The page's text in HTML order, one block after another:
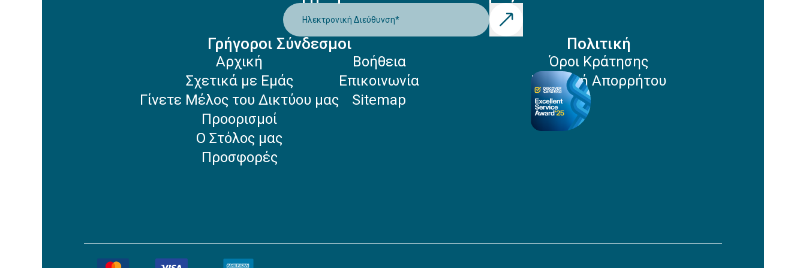
Ηλεκτρονική Διεύθυνση*
Γρήγοροι Σύνδεσμοι
Αρχική
Σχετικά με Εμάς
Γίνετε Μέλος του Δικτύου μας
Προορισμοί
Ο Στόλος μας
Προσφορές
Βοήθεια
Επικοινωνία
Sitemap
Πολιτική
Όροι Κράτησης
Πολιτική Απορρήτου